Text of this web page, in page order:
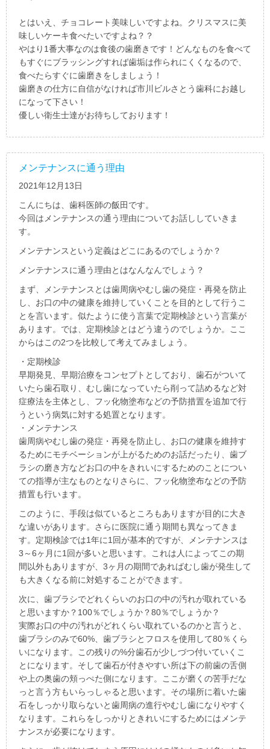
とはいえ、チョコレート美味しいですよね。クリスマスに美
味しいケーキ食べたいですよね？？
やはり1番大事なのは食後の歯磨きです！どんなものを食べて
もすぐにブラッシングすれば歯垢は作られにくくなるので、
食べたらすぐに歯磨きをしましょう！
歯磨きの仕方に自信がなければ市川ビルさとう歯科にお越し
になって下さい！
優しい衛生士達がお待ちしております！
メンテナンスに通う理由
2021年12月13日
こんにちは、歯科医師の飯田です。
今回はメンテナンスの通う理由についてお話ししていきま
す。
メンテナンスという定義はどこにあるのでしょうか？
メンテナンスに通う理由とはなんなんでしょう？
まず、メンテナンスとは歯周病やむし歯の発症・再発を防止
し、お口の中の健康を維持していくことを目的として行うこ
とを言います。似たように使う言葉で定期検診という言葉が
あります。では、定期検診とはどう違うのでしょうか。ここ
からはこの2つを比較して考えてみましょう。
・定期検診
早期発見、早期治療をコンセプトとしており、歯石がついて
いたら歯石取り、むし歯になっていたら削って詰めるなど対
症療法を主体とし、フッ化物塗布などの予防措置を追加で行
うという病気に対する処置となります。
・メンテナンス
歯周病やむし歯の発症・再発を防止し、お口の健康を維持す
るためにモチベーションが上がるためのお話だったり、歯ブ
ラシの磨き方などお口の中をきれいにするためのことについ
ての指導が主なものとなりさらに、フッ化物塗布などの予防
措置も行います。
このように、手段は似ているところもありますが目的に大き
な違いがあります。さらに医院に通う期間も異なってきま
す。定期検診では1年に1回が基本的ですが、メンテナンスは
3～6ヶ月に1回が多いと思います。これは人によってこの期
間以外もありますが、3ヶ月の期間であればむし歯が発生して
も大きくなる前に対処することができます。
次に、歯ブラシでどれくらいのお口の中の汚れが取れている
と思いますか？100％でしょうか？80％でしょうか？
実際お口の中の汚れがどれくらい取れているのかと言うと、
歯ブラシのみで60%、歯ブラシとフロスを使用して80％くら
いになります。この残りの%分歯石が少しづつ付いていくこ
とになります。そして歯石が付きやすい所は下の前歯の舌側
や上の奥歯の頬っぺた側になります。ここが磨くの苦手だな
っと言う方もいらっしゃると思います。その場所に着いた歯
石をしっかり取らないと歯周病の進行やむし歯になりやすく
なります。これらをしっかりときれいにするためにはメンテ
ナンスが必要になります。